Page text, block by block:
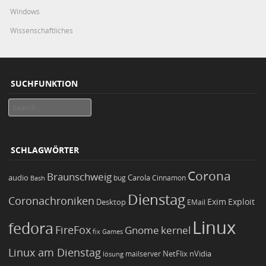
Windows
Wissenschaftliches
SUCHFUNKTION
SCHLAGWÖRTER
audio Bash Braunschweig bugCarola Cinnamon Corona
Coronachroniken Desktop Dienstag EMail Exim Exploit
fedora FireFox fix Games Gnome kernel Linux
Linux am Dienstag lösung mailserver NetFlix nVidia